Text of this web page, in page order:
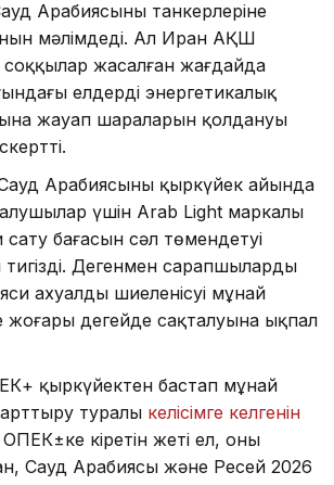
Арабиясының танкерлеріне
мәлімдеді. Ал Иран АҚШ
соққылар жасалған жағдайда
елдердің энергетикалық
жауап шараларын қолдануы
Арабиясының қыркүйек айында
үшін Arab Light маркалы
бағасын сәл төмендетуі
тигізді. Дегенмен сарапшылардың
ахуалдың шиеленісуі мұнай
жоғары деңгейде сақталуына ықпал
қыркүйектен бастап мұнай
туралы келісімге келгенін
кіретін жеті ел, оның
Сауд Арабиясы және Ресей 2026